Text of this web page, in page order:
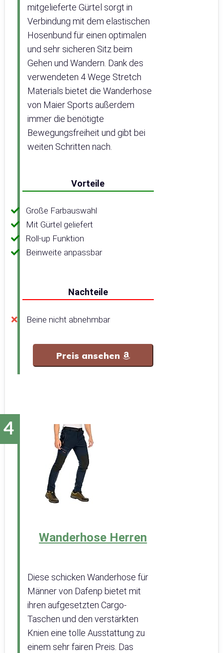
mitgelieferte Gürtel sorgt in
Verbindung mit dem elastischen
Hosenbund für einen optimalen
und sehr sicheren Sitz beim
Gehen und Wandern. Dank des
verwendeten 4 Wege Stretch
Materials bietet die Wanderhose
von Maier Sports außerdem
immer die benötigte
Bewegungsfreiheit und gibt bei
weiten Schritten nach.
Vorteile
Große Farbauswahl
Mit Gürtel geliefert
Roll-up Funktion
Beinweite anpassbar
Nachteile
Beine nicht abnehmbar
Preis ansehen
Wanderhose Herren
Diese schicken Wanderhose für
Männer von Dafenp bietet mit
ihren aufgesetzten Cargo-
Taschen und den verstärkten
Knien eine tolle Ausstattung zu
einem sehr fairen Preis. Das